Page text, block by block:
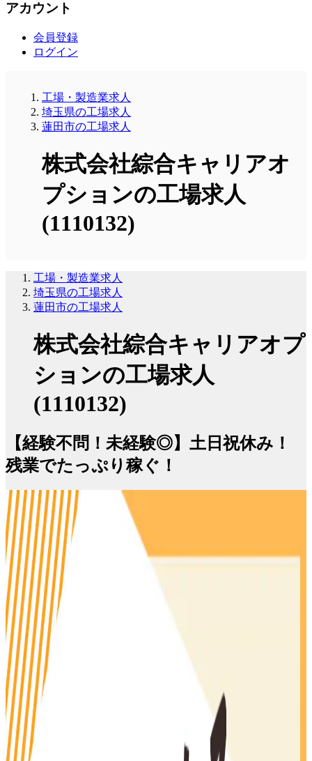
アカウント
会員登録
ログイン
工場・製造業求人
埼玉県の工場求人
蓮田市の工場求人
株式会社綜合キャリアオ
プションの工場求人
(1110132)
工場・製造業求人
埼玉県の工場求人
蓮田市の工場求人
株式会社綜合キャリアオプ
ションの工場求人
(1110132)
【経験不問！未経験◎】土日祝休み！
残業でたっぷり稼ぐ！